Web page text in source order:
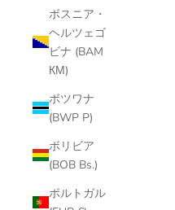
ボスニア・
ヘルツェゴ
ビナ (BAM
КМ)
ボツワナ
(BWP P)
ボリビア
(BOB Bs.)
ポルトガル